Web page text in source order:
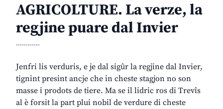
AGRICOLTURE. La verze, la
regjine puare dal Invier
............
Jenfri lis verduris, e je dal sigûr la regjine dal Invier,
tignint presint ancje che in cheste stagjon no son
masse i prodots de tiere. Ma se il lidric ros di Trevîs
al è forsit la part plui nobil de verdure di cheste